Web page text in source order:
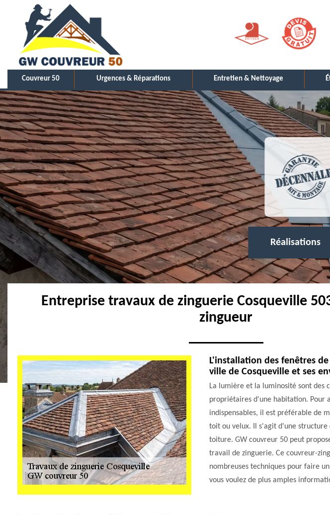
Couvreur 50 Urgences & Réparations Entretien & Nettoyage
Réalisations
Entreprise travaux de zinguerie Cosqueville
zingueur
L'installation des fenêtres
ville de Cosqueville et ses
La lumière et la luminosité sont des
propriétaires d'une habitation. Pour
indispensables, il est préférable de
toit ou velux. Il s'agit d'une structure
toiture. GW couvreur 50 peut
travail de zinguerie. Ce couvreur-
nombreuses techniques pour faire
vous voulez de plus amples